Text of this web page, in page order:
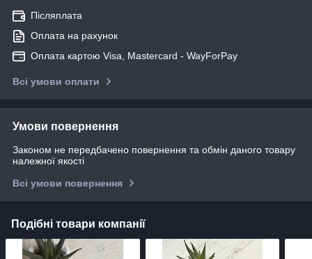
Післяплата
Оплата на рахунок
Оплата картою Visa, Mastercard - WayForPay
Всі умови оплати
Умови повернення
Законом не передбачено повернення та обмін даного товару
належної якості
Всі умови повернення
Подібні товари компанії